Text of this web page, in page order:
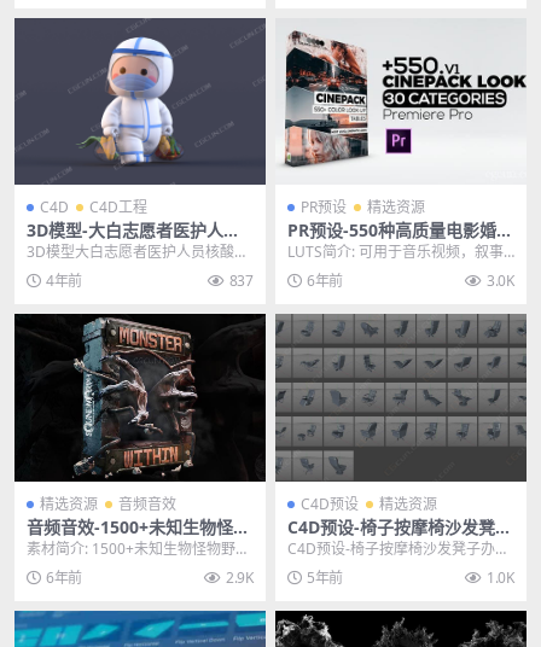
C4D C4D工程
3D模型-大白志愿者医护人员
核酸白衣天使C4D卡通人物模
型
3D模型大白志愿者医护人员核酸白
衣天使C4D卡通人物模型 感谢zb训
练营的辛苦制...
4年前 837
PR预设 精选资源
PR预设-550种高质量电影婚礼
胶片视频纪录片LUTs调色预设
LUTS简介: 可用于音乐视频，叙事
电影，纪录片，婚礼和常规视频编
辑的高质量LU...
6年前 3.0K
精选资源 音频音效
音频音效-1500+未知生物怪物
野兽吼叫呼吸攻击脚步运动无
损音效素材
素材简介: 1500+未知生物怪物野兽
吼叫呼吸攻击脚步运动无损音效素
材，不仅包括...
6年前 2.9K
C4D预设 精选资源
C4D预设-椅子按摩椅沙发凳子
办公座椅模型预设 Chair
C4D预设-椅子按摩椅沙发凳子办公
座椅模型预设 Chair 其他推荐: C4D
工...5年前 1.0K